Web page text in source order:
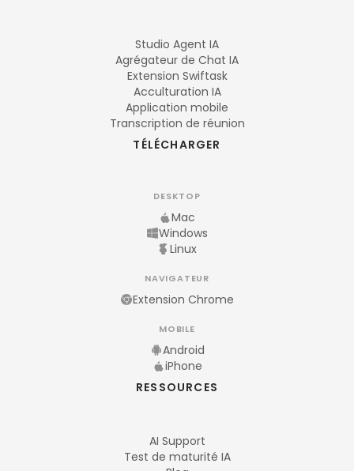
Studio Agent IA
Agrégateur de Chat IA
Extension Swiftask
Acculturation IA
Application mobile
Transcription de réunion
TÉLÉCHARGER
DESKTOP
Mac
Windows
Linux
NAVIGATEUR
Extension Chrome
MOBILE
Android
iPhone
RESSOURCES
AI Support
Test de maturité IA